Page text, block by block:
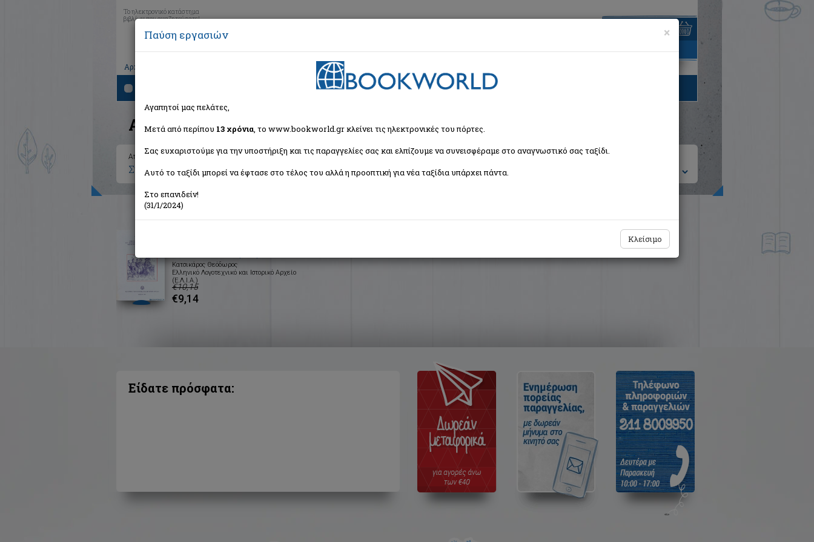
Το ηλεκτρονικό κατάστημα
βιβλίων που αναζητούσατε!
Αρχική
είναι άδειο
Αποτελέσματα αναζήτησης
Αποτελέσματα αναζήτησης για:
Συγγραφέας: Κατσικάρος Θεόδωρος (1 βιβλία)
Ταξινόμηση ανά:
ελληνόφωνο χώρο
Κατσικάρος Θεόδωρος
Ελληνικό Λογοτεχνικό και Ιστορικό Αρχείο
(Ε.Λ.Ι.Α.)
€10,15
€9,14
Είδατε πρόσφατα:
×
Παύση εργασιών
Αγαπητοί μας πελάτες,
Μετά από περίπου 13 χρόνια, το www.bookworld.gr κλείνει τις ηλεκτρονικές του πόρτες.
Σας ευχαριστούμε για την υποστήριξη και τις παραγγελίες σας και ελπίζουμε να συνεισφέραμε στο αναγνωστικό σας ταξίδι.
Αυτό το ταξίδι μπορεί να έφτασε στο τέλος του αλλά η προοπτική για νέα ταξίδια υπάρχει πάντα.
Στο επανιδείν!
(31/1/2024)
Κλείσιμο